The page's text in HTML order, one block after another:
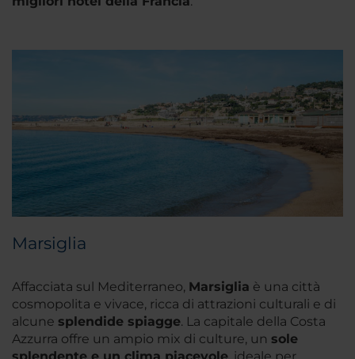
Marsiglia
Affacciata sul Mediterraneo, Marsiglia è una città
cosmopolita e vivace, ricca di attrazioni culturali e di
alcune splendide spiagge. La capitale della Costa
Azzurra offre un ampio mix di culture, un sole
splendente e un clima piacevole, ideale per